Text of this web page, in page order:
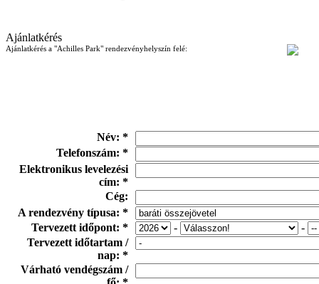
Ajánlatkérés
Ajánlatkérés a "Achilles Park" rendezvényhelyszín felé:
Név: *
Telefonszám: *
Elektronikus levelezési
cím: *
Cég:
A rendezvény típusa: *
Tervezett időpont: *
-
-
Tervezett időtartam /
nap: *
Várható vendégszám /